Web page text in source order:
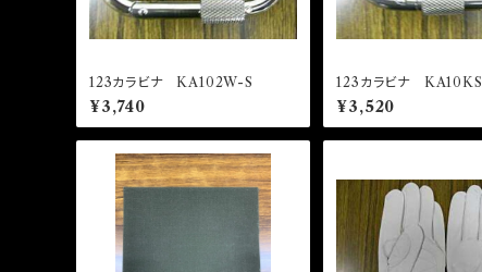
123カラビナ KA102W-S
¥3,740
123カラビナ KA10KS
¥3,520